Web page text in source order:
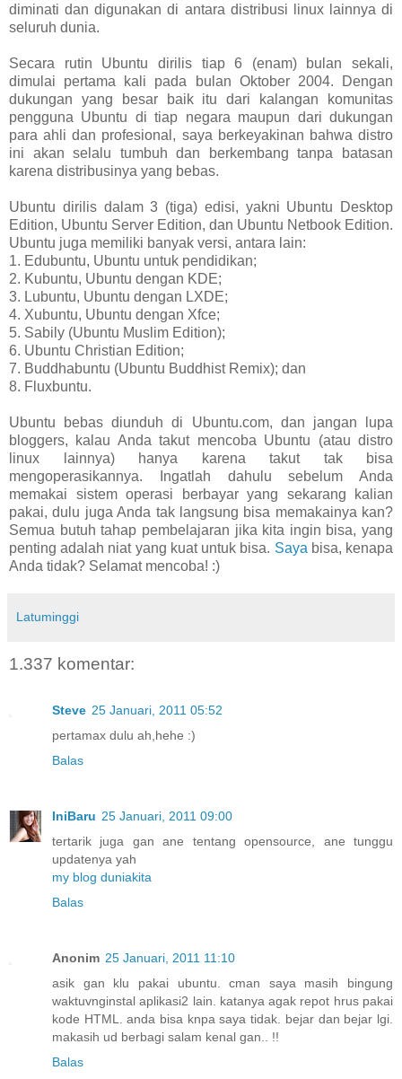
diminati dan digunakan di antara distribusi linux lainnya di
seluruh dunia.
Secara rutin Ubuntu dirilis tiap 6 (enam) bulan sekali,
dimulai pertama kali pada bulan Oktober 2004. Dengan
dukungan yang besar baik itu dari kalangan komunitas
pengguna Ubuntu di tiap negara maupun dari dukungan
para ahli dan profesional, saya berkeyakinan bahwa distro
ini akan selalu tumbuh dan berkembang tanpa batasan
karena distribusinya yang bebas.
Ubuntu dirilis dalam 3 (tiga) edisi, yakni Ubuntu Desktop
Edition, Ubuntu Server Edition, dan Ubuntu Netbook Edition.
Ubuntu juga memiliki banyak versi, antara lain:
1. Edubuntu, Ubuntu untuk pendidikan;
2. Kubuntu, Ubuntu dengan KDE;
3. Lubuntu, Ubuntu dengan LXDE;
4. Xubuntu, Ubuntu dengan Xfce;
5. Sabily (Ubuntu Muslim Edition);
6. Ubuntu Christian Edition;
7. Buddhabuntu (Ubuntu Buddhist Remix); dan
8. Fluxbuntu.
Ubuntu bebas diunduh di Ubuntu.com, dan jangan lupa
bloggers, kalau Anda takut mencoba Ubuntu (atau distro
linux lainnya) hanya karena takut tak bisa
mengoperasikannya. Ingatlah dahulu sebelum Anda
memakai sistem operasi berbayar yang sekarang kalian
pakai, dulu juga Anda tak langsung bisa memakainya kan?
Semua butuh tahap pembelajaran jika kita ingin bisa, yang
penting adalah niat yang kuat untuk bisa. Saya bisa, kenapa
Anda tidak? Selamat mencoba! :)
Latuminggi
1.337 komentar:
Steve 25 Januari, 2011 05:52
pertamax dulu ah,hehe :)
Balas
IniBaru 25 Januari, 2011 09:00
tertarik juga gan ane tentang opensource, ane tunggu
updatenya yah
my blog duniakita
Balas
Anonim 25 Januari, 2011 11:10
asik gan klu pakai ubuntu. cman saya masih bingung
waktuvnginstal aplikasi2 lain. katanya agak repot hrus pakai
kode HTML. anda bisa knpa saya tidak. bejar dan bejar lgi.
makasih ud berbagi salam kenal gan.. !!
Balas